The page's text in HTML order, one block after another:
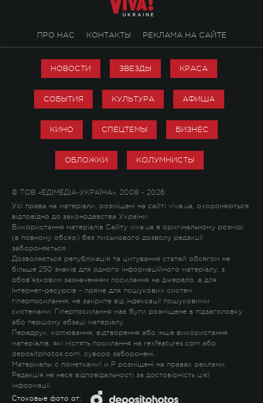
ПРО НАС КОНТАКТЫ РЕКЛАМА НА САЙТЕ
НОВОСТИ ЗВЕЗДЫ КРАСА
СОБЫТИЯ КУЛЬТУРА АФИША
КИНО СПЕЦТЕМЫ БИЗНЕС
ОБЛОЖКИ КОЛУМНИСТЫ
© ТОВ «ЕДІМЕДІА-УКРАЇНА», 2008 - 2026
Усі права на матеріали, розміщені на сайті viva.ua, охороняються
відповідно до законодавства України.
Використання матеріалів Сайту viva.ua в оригінальному розмірі
(в повному обсязі) без письмового дозволу редакції
забороняється.
Дозволяється републікація та цитування статей обсягом не
більше 250 знаків для одного інформаційного матеріалу, з
обов'язковим зазначенням посилання на джерело, а для
Інтернет-ресурсів – пряме для пошукових систем
гіперпосилання, не закрите від індексації пошуковими
системами. Гіперпосилання має бути розміщене в підзаголовку
або першому абзаці матеріалу.
Передрук, копіювання, відтворення або інше використання
матеріалів, які містять посилання на rexfeatures.com або
depositphotos.com, суворо заборонені.
Материалы с пометками! и P розміщені на правах реклами.
Редакція не несе відповідальності за достовірність цієї
інформації.
Стоковые фото от: